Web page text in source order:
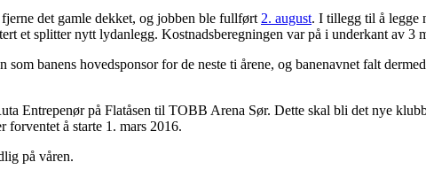
det gamle dekket, og jobben ble fullført 2. august. I tillegg til å legge
et splitter nytt lydanlegg. Kostnadsberegningen var på i underkant av 3
banens hovedsponsor for de neste ti årene, og banenavnet falt
Entrepenør på Flatåsen til TOBB Arena Sør. Dette skal bli det nye
forventet å starte 1. mars 2016.
på våren.